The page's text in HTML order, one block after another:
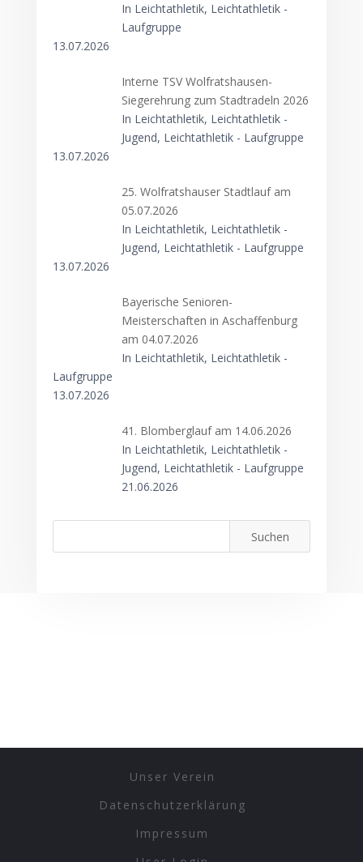
In Leichtathletik, Leichtathletik -
Laufgruppe
13.07.2026
Interne TSV Wolfratshausen-
Siegerehrung zum Stadtradeln 2026
In Leichtathletik, Leichtathletik -
Jugend, Leichtathletik - Laufgruppe
13.07.2026
25. Wolfratshauser Stadtlauf am
05.07.2026
In Leichtathletik, Leichtathletik -
Jugend, Leichtathletik - Laufgruppe
13.07.2026
Bayerische Senioren-
Meisterschaften in Aschaffenburg
am 04.07.2026
In Leichtathletik, Leichtathletik -
Laufgruppe
13.07.2026
41. Blomberglauf am 14.06.2026
In Leichtathletik, Leichtathletik -
Jugend, Leichtathletik - Laufgruppe
21.06.2026
Unser Verein
Datenschutzerklärung
Impressum